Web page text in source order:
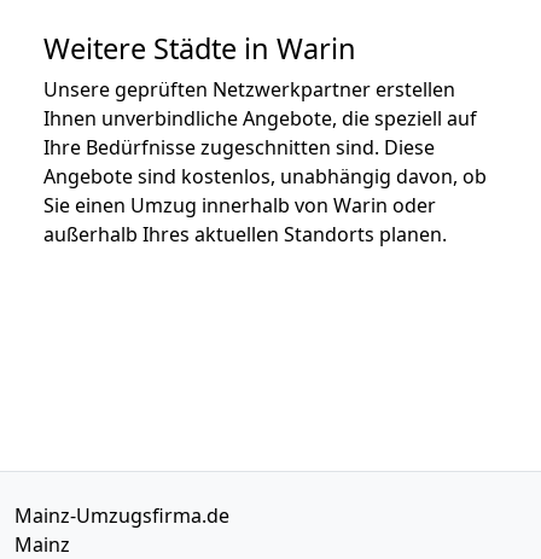
Weitere Städte in Warin
Unsere geprüften Netzwerkpartner erstellen
Ihnen unverbindliche Angebote, die speziell auf
Ihre Bedürfnisse zugeschnitten sind. Diese
Angebote sind kostenlos, unabhängig davon, ob
Sie einen Umzug innerhalb von Warin oder
außerhalb Ihres aktuellen Standorts planen.
Mainz-Umzugsfirma.de
Mainz